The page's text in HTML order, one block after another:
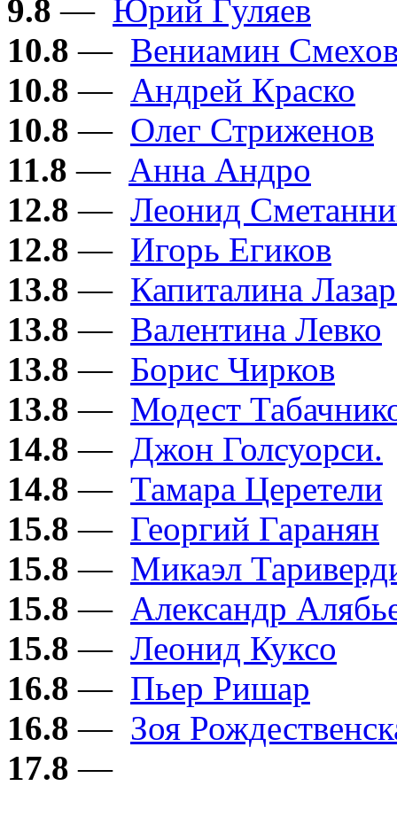
9.8 — Юрий Гуляев
10.8 — Вениамин
10.8 — Андрей Краско
10.8 — Олег Стриженов
11.8 — Анна Андро
12.8 — Леонид
12.8 — Игорь Егиков
13.8 — Капиталина
13.8 — Валентина Левко
13.8 — Борис Чирков
13.8 — Модест
14.8 — Джон Голсуорси.
14.8 — Тамара Церетели
15.8 — Георгий Гаранян
15.8 — Микаэл
15.8 — Александр
15.8 — Леонид Куксо
16.8 — Пьер Ришар
16.8 — Зоя
17.8 —